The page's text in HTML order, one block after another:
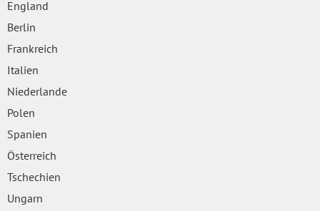
England
Berlin
Frankreich
Italien
Niederlande
Polen
Spanien
Österreich
Tschechien
Ungarn